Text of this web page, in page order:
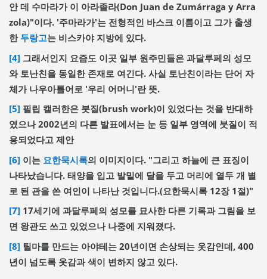
안 데 수마라가 이 아라졸라(Don Juan de Zumárraga y Arra
zola)"이다. '주마라가'는 전형적인 바스크 이름이고 그가 출생
한 두랑고는 비스카야 지방에 있다.
[4] 그래서인지 요즘도 이곳 일부 원주민들은 과달루페의 성모
와 토난친을 동일한 존재로 여긴다. 사실 토난친이라는 단어 자
체가 나우아틀어로 '우리 어머니'란 뜻.
[5] 필립 캘러한은 붓질(brush work)이 있었다는 것을 반대하
였으나 2002년의 다른 발표에서는 눈 등 일부 영역에 붓질이 적
용되었다고 제안
[6] 이는 요한묵시록의 이미지이다. "그리고 하늘에 큰 표징이
나타났습니다. 태양을 입고 발밑에 달을 두고 머리에 열두 개 별
로 된 관을 쓴 여인이 나타난 것입니다.(요한묵시록 12장 1절)"
[7] 17세기에 과달루페의 성모를 묘사한 다른 기록과 그림을 보
면 왕관도 쓰고 있었으나 나중에 지워졌다.
[8] 틸마를 만드는 아야테는 20년이면 손상되는 옷감인데, 400
년이 넘도록 옷감과 색이 변하지 않고 있다.